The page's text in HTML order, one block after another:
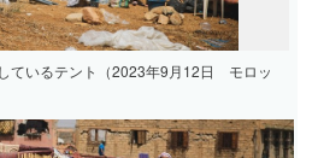
ているテント（2023年9月12日 モロッ